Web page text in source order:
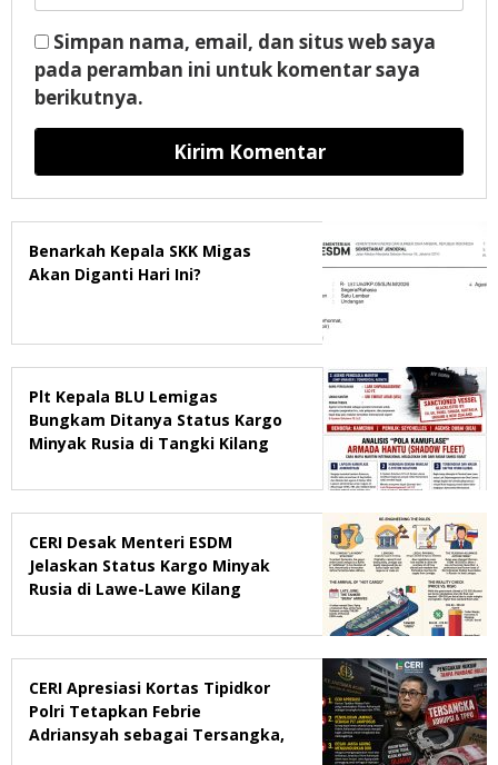
Simpan nama, email, dan situs web saya
pada peramban ini untuk komentar saya
berikutnya.
Benarkah Kepala SKK Migas
Akan Diganti Hari Ini?
Plt Kepala BLU Lemigas
Bungkam Ditanya Status Kargo
Minyak Rusia di Tangki Kilang
CERI Desak Menteri ESDM
Jelaskan Status Kargo Minyak
Rusia di Lawe-Lawe Kilang
Peran E-System Solutions FZ-LLC
CERI Apresiasi Kortas Tipidkor
Polri Tetapkan Febrie
Adriansyah sebagai Tersangka,